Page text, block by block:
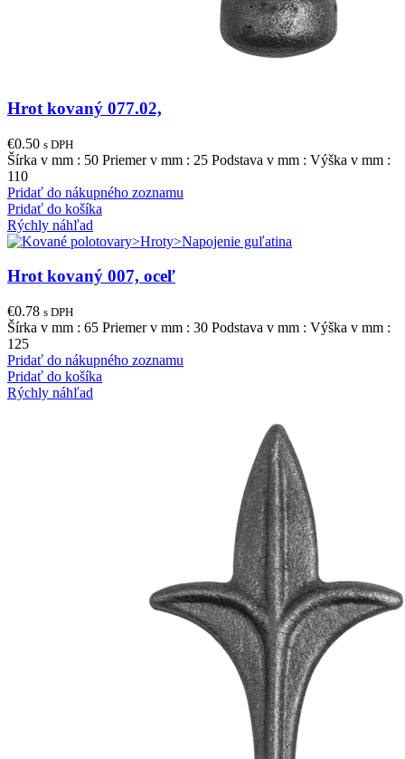
Hrot kovaný 077.02,
€0.50 s DPH
Šírka v mm : 50 Priemer v mm : 25 Podstava v mm : Výška v mm :
110
Pridať do nákupného zoznamu
Pridať do košíka
Rýchly náhľad
Hrot kovaný 007, oceľ
€0.78 s DPH
Šírka v mm : 65 Priemer v mm : 30 Podstava v mm : Výška v mm :
125
Pridať do nákupného zoznamu
Pridať do košíka
Rýchly náhľad